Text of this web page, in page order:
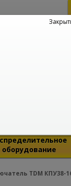
оборудование
TDM КПУ38-